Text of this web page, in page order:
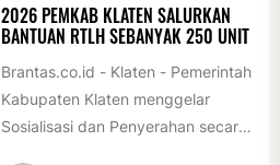
2026 PEMKAB KLATEN SALURKAN
BANTUAN RTLH SEBANYAK 250 UNIT
Brantas.co.id - Klaten - Pemerintah
Kabupaten Klaten menggelar
Sosialisasi dan Penyerahan secara